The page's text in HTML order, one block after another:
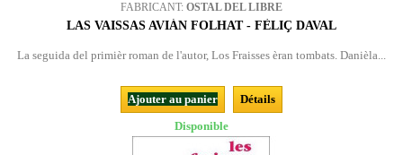
FABRICANT: OSTAL DEL LIBRE
LAS VAISSAS AVIÁN FOLHAT - FÈLIÇ DAVAL
La seguida del primièr roman de l'autor, Los Fraisses èran tombats. Danièla...
Ajouter au panier
Détails
Disponible